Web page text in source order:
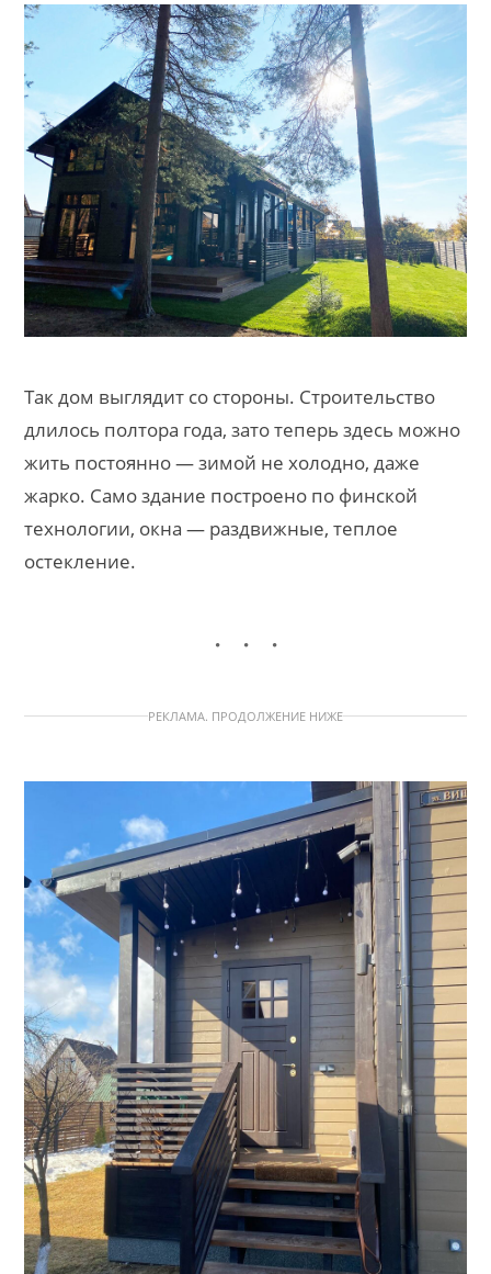
Так дом выглядит со стороны. Строительство
длилось полтора года, зато теперь здесь можно
жить постоянно — зимой не холодно, даже
жарко. Само здание построено по финской
технологии, окна — раздвижные, теплое
остекление.
РЕКЛАМА. ПРОДОЛЖЕНИЕ НИЖЕ